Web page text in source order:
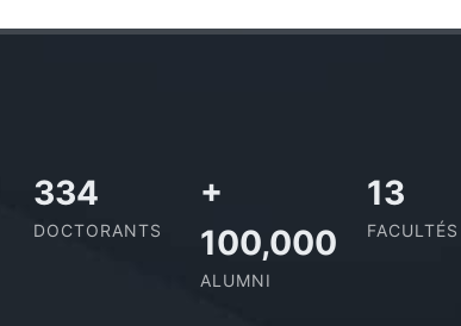
437
DOCTORANTS
+
100,000
ALUMNI
13
FACULTÉS